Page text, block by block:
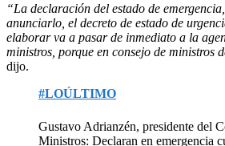
“La declaración del estado de
anunciarlo, el decreto de estado de
elaborar va a pasar de inmediato a la
ministros, porque en consejo de ministros
dijo.
#LOÚLTIMO
Gustavo Adrianzén, presidente del
Ministros: Declaran en emergencia